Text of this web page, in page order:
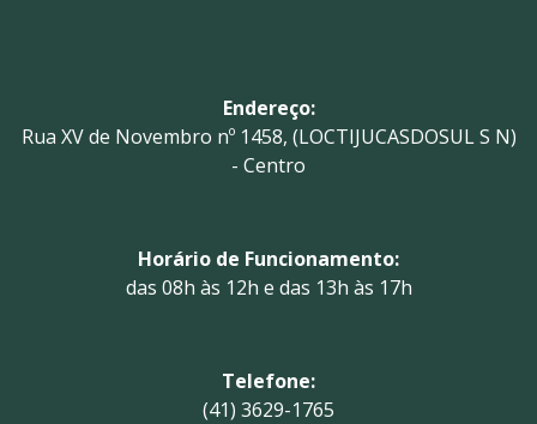
Endereço:
Rua XV de Novembro nº 1458, (LOCTIJUCASDOSUL S N)
- Centro
Horário de Funcionamento:
das 08h às 12h e das 13h às 17h
Telefone:
(41) 3629-1765